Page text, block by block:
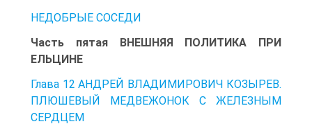
НЕДОБРЫЕ СОСЕДИ
Часть пятая ВНЕШНЯЯ ПОЛИТИКА ПРИ
ЕЛЬЦИНЕ
Глава 12 АНДРЕЙ ВЛАДИМИРОВИЧ КОЗЫРЕВ.
ПЛЮШЕВЫЙ МЕДВЕЖОНОК С ЖЕЛЕЗНЫМ
СЕРДЦЕМ